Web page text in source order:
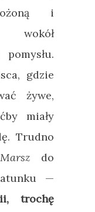
i
wokół
gdzie
żywe,
miały
Trudno
do
—
trochę